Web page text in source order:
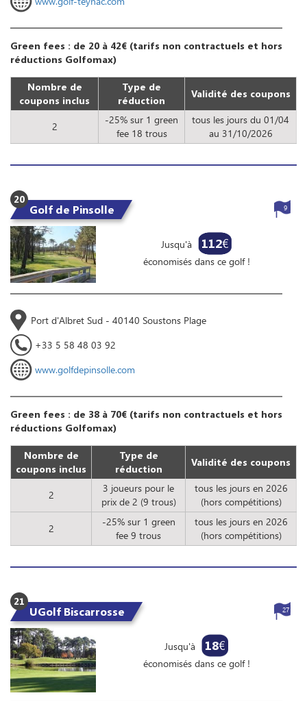
Green fees : de 20 à 42€ (tarifs non contractuels et hors
réductions Golfomax)
Nombre de
coupons inclus
Type de
réduction
Validité des coupons
2
-25% sur 1 green
fee 18 trous
tous les jours du 01/04
au 31/10/2026
20
Golf de Pinsolle
Jusqu'à 112€
économisés dans ce golf !
9
Port d'Albret Sud - 40140 Soustons Plage
+33 5 58 48 03 92
www.golfdepinsolle.com
Green fees : de 38 à 70€ (tarifs non contractuels et hors
réductions Golfomax)
Nombre de
coupons inclus
Type de
réduction
Validité des coupons
2
3 joueurs pour le
prix de 2 (9 trous)
tous les jours en 2026
(hors compétitions)
2
-25% sur 1 green
fee 9 trous
tous les jours en 2026
(hors compétitions)
21
UGolf Biscarrosse
Jusqu'à 18€
économisés dans ce golf !
27